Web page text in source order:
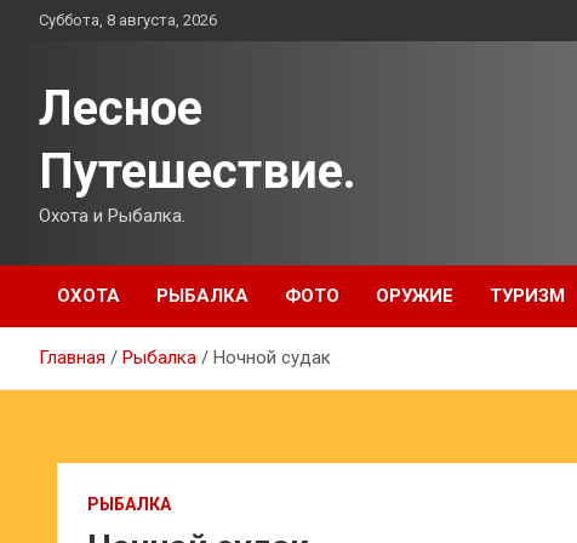
ПерейтиСуббота, 8 августа, 2026
Лесное
Путешествие.
Охота и Рыбалка.
ОХОТА РЫБАЛКА ФОТО ОРУЖИЕ ТУРИЗМ
Главная Рыбалка Ночной судак
РЫБАЛКА